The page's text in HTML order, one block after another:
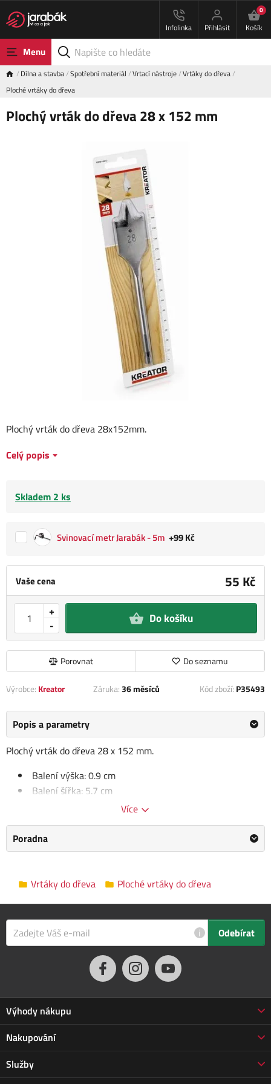
Infolinka Přihlásit
0
Košík
Menu
Dílna a stavba Spotřební materiál Vrtací nástroje Vrtáky do dřeva
Ploché vrtáky do dřeva
Plochý vrták do dřeva 28 x 152 mm
Vaše cena 55 Kč
-
+ Do košíku
Porovnat Do seznamu
Plochý vrták do dřeva 28x152mm.
Celý popis
Skladem 2 ks
Svinovací metr Jarabák - 5m +99 Kč
Výrobce: Kreator Záruka:36 měsíců Kód zboží: P35493
Popis a parametry
Plochý vrták do dřeva 28 x 152 mm.
Balení výška: 0.9 cm
Balení šířka: 5.7 cm
Kategorie
Ploché vrtáky do dřeva
Výrobce
Kreator /
Informace o výrobci
Rozměry balení
5.0 x 2.0 x 22.0 cm
Více
Poradna
Vrtáky do dřeva Ploché vrtáky do dřeva
i Odebírat
Výhody nákupu
Proč nakupovat u nás
3letá záruka Jarabák
Vrácení zboží do 30 dnů
Nakupování
Obchodní podmínky
Doprava a platba
Služby